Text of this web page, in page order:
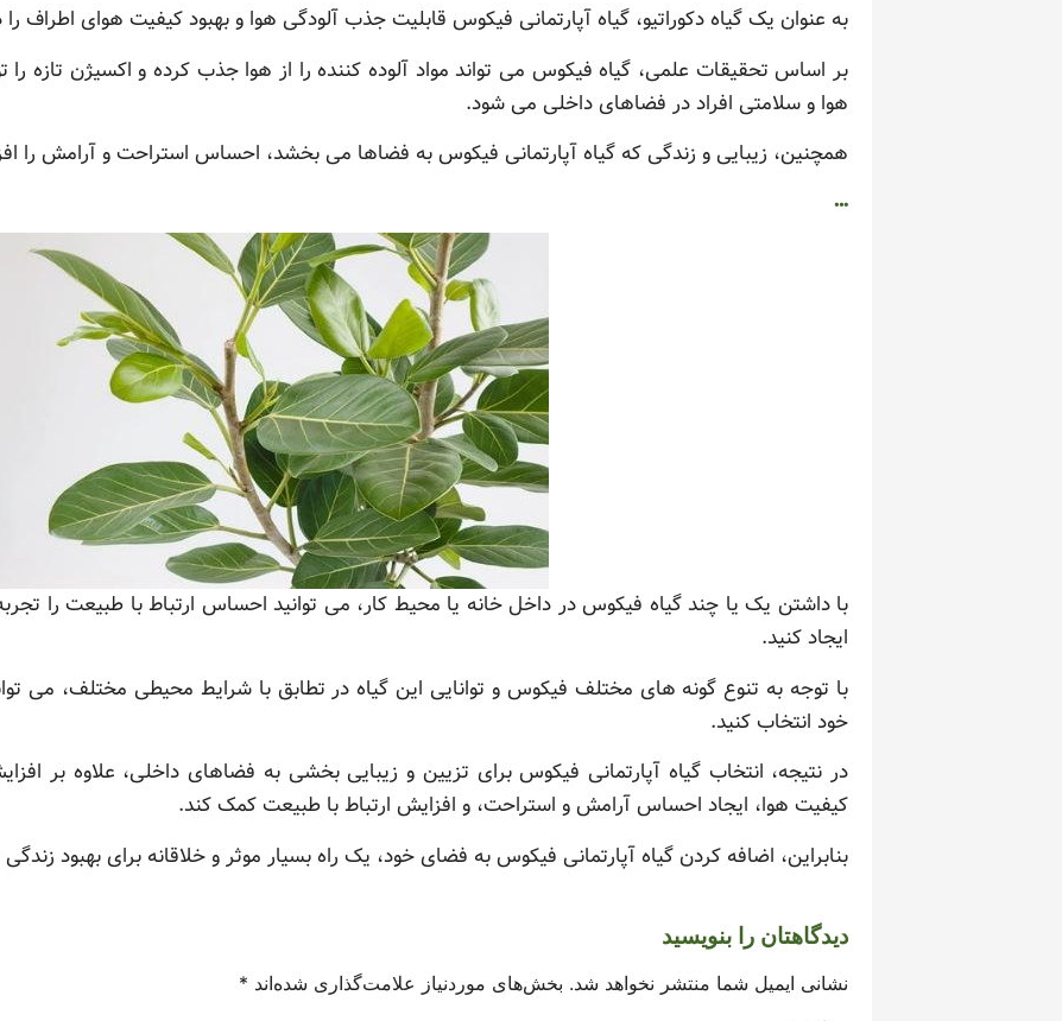
به عنوان یک گیاه دکوراتیو، گیاه آپارتمانی فیکوس قابلیت جذب آلودگی هوا و بهبود کیفیت هوای اطراف را
بر اساس تحقیقات علمی، گیاه فیکوس می تواند مواد آلوده کننده را از هوا جذب کرده و اکسیژن تازه را
هوا و سلامتی افراد در فضاهای داخلی می شود.
همچنین، زیبایی و زندگی که گیاه آپارتمانی فیکوس به فضاها می بخشد، احساس استراحت و آرامش را
…
با داشتن یک یا چند گیاه فیکوس در داخل خانه یا محیط کار، می توانید احساس ارتباط با طبیعت را
ایجاد کنید.
با توجه به تنوع گونه های مختلف فیکوس و توانایی این گیاه در تطابق با شرایط محیطی مختلف، می
خود انتخاب کنید.
در نتیجه، انتخاب گیاه آپارتمانی فیکوس برای تزیین و زیبایی بخشی به فضاهای داخلی، علاوه بر
کیفیت هوا، ایجاد احساس آرامش و استراحت، و افزایش ارتباط با طبیعت کمک کند.
بنابراین، اضافه کردن گیاه آپارتمانی فیکوس به فضای خود، یک راه بسیار موثر و خلاقانه برای بهبود
دیدگاهتان را بنویسید
نشانی ایمیل شما منتشر نخواهد شد. بخش‌های موردنیاز علامت‌گذاری شده‌اند *